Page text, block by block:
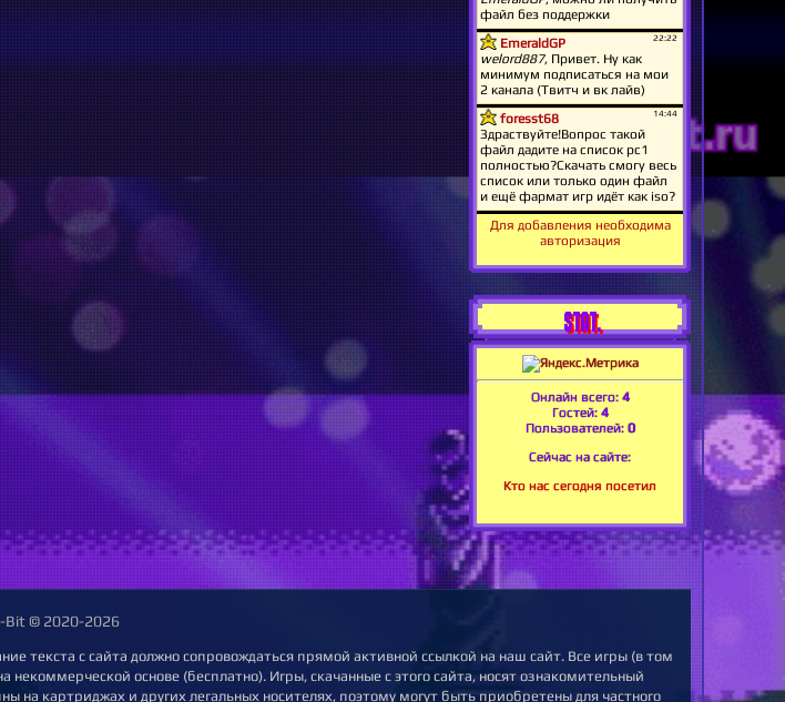
Для добавления необходима
авторизация
STAT.
Онлайн всего: 4
Гостей: 4
Пользователей: 0
Сейчас на сайте:
Кто нас сегодня посетил
Bit © 2020-2026
текста с сайта должно сопровождаться прямой активной ссылкой на наш сайт. Все игры (в том
основе (бесплатно). Игры, скачанные с этого сайта, носят ознакомительный
картриджах и других легальных носителях, поэтому могут быть приобретены для частного